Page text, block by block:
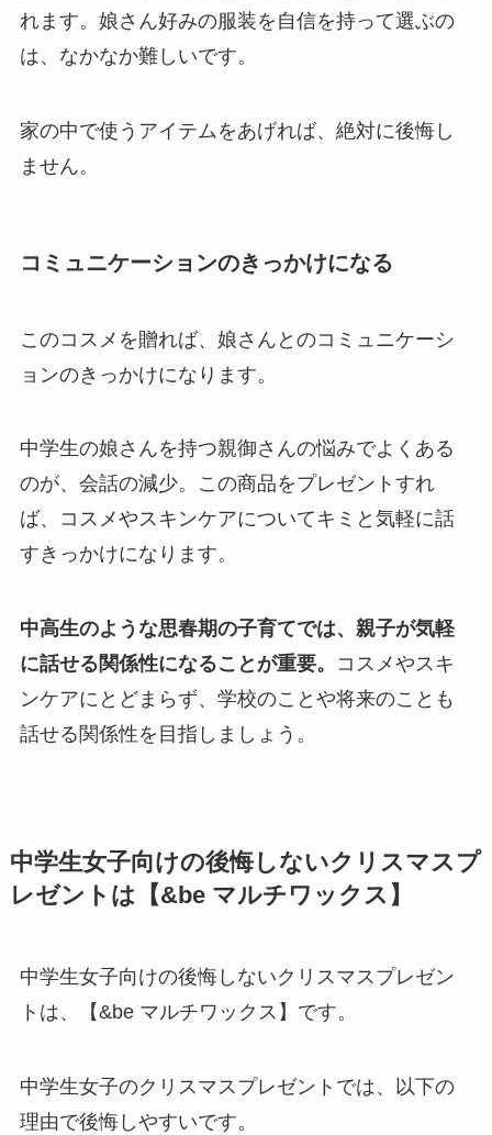
れます。娘さん好みの服装を自信を持って選ぶの
は、なかなか難しいです。
家の中で使うアイテムをあげれば、絶対に後悔し
ません。
コミュニケーションのきっかけになる
このコスメを贈れば、娘さんとのコミュニケーシ
ョンのきっかけになります。
中学生の娘さんを持つ親御さんの悩みでよくある
のが、会話の減少。この商品をプレゼントすれ
ば、コスメやスキンケアについてキミと気軽に話
すきっかけになります。
中高生のような思春期の子育てでは、親子が気軽
に話せる関係性になることが重要。
コスメやスキ
ンケアにとどまらず、学校のことや将来のことも
話せる関係性を目指しましょう。
中学生女子向けの後悔しないクリスマスプ
レゼントは【&be マルチワックス】
中学生女子向けの後悔しないクリスマスプレゼン
トは、【&be マルチワックス】です。
中学生女子のクリスマスプレゼントでは、以下の
理由で後悔しやすいです。